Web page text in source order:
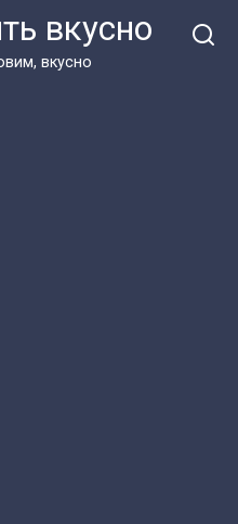
вкусно
вкусно